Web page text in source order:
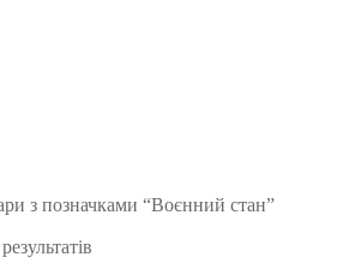
з позначками “Воєнний стан”